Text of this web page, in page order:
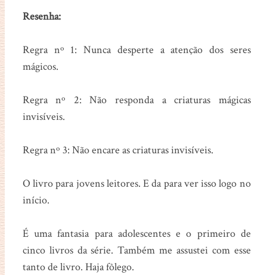
Resenha:
Regra nº 1: Nunca desperte a atenção dos seres
mágicos.
Regra nº 2: Não responda a criaturas mágicas
invisíveis.
Regra nº 3: Não encare as criaturas invisíveis.
O livro para jovens leitores. E da para ver isso logo no
início.
É uma fantasia para adolescentes e o primeiro de
cinco livros da série. Também me assustei com esse
tanto de livro. Haja fôlego.